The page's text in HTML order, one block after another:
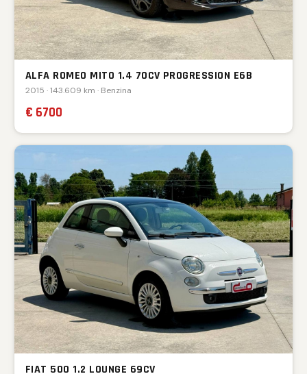
ALFA ROMEO MITO 1.4 70CV PROGRESSION E6B
2015 · 143.609 km · Benzina
€ 6700
FIAT 500 1.2 LOUNGE 69CV